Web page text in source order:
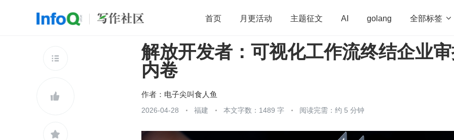
首页 月更活动 主题征文 AI golang 全部标签 
开源 架构 OpenHarmony 算法 学习方法 Web3.0 高
团队管理
查看更多



解放开发者：可视化工作流终结企业
内卷
作者： 电子尖叫食人鱼
2026-04-28 福建 本文字数：1489 字 阅读完需：约 5 分钟